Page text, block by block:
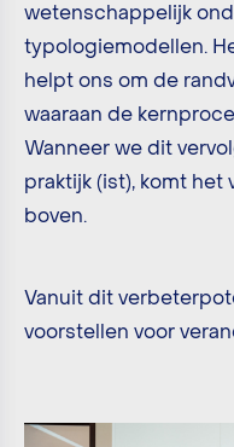
wetenschappelijk
typologiemodellen.
helpt ons om de
waaraan de
Wanneer we dit
praktijk (ist), komt
boven.
Vanuit dit
voorstellen voor